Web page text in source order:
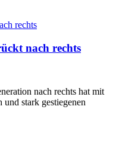
nach rechts
nach rechts hat mit
stark gestiegenen